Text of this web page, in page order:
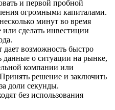
и первой пробной
огромными капиталами.
минут во время
или сделать инвестиции
возможность быстро
данные о ситуации на рынке,
компании или
решение и заключить
доли секунды.
без использования